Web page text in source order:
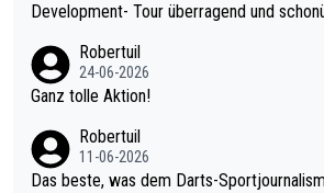
Development- Tour überragend und
mal 40+ erst recht. Da gewinnst keinen Blumentopf - ist ja noc
h krasser wie ein Pokalspiel eines Kreisligisten vs einem Bund
Robertuil
24-06-2026
Ganz tolle Aktion!
Robertuil
11-06-2026
Das beste, was dem Darts-